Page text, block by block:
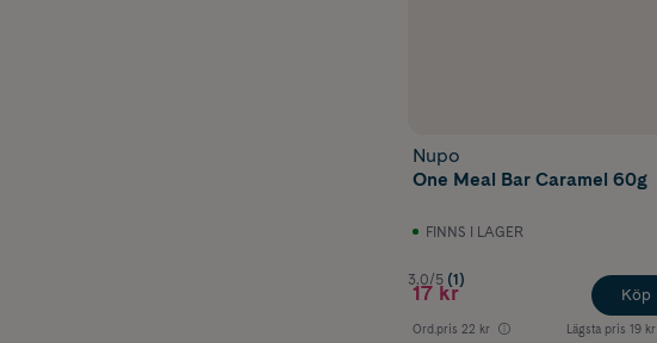
Nupo
One Meal Bar Caramel 60g
FINNS I LAGER
3.0/5 (1)
17 kr
Ord.pris 22 kr Lägsta pris 19 kr
Köp